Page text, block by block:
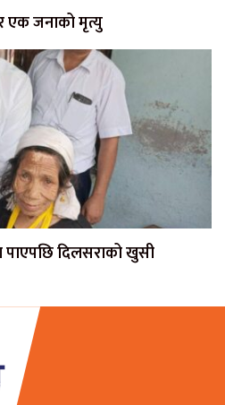
एक जनाको मृत्यु
पाएपछि दिलसराको खुसी